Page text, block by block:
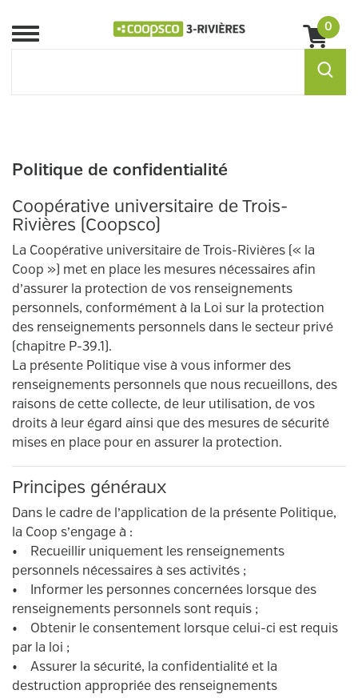
Menu
0
Politique de confidentialité
Coopérative universitaire de Trois-
Rivières (Coopsco)
La Coopérative universitaire de Trois-Rivières (« la
Coop ») met en place les mesures nécessaires afin
d’assurer la protection de vos renseignements
personnels, conformément à la Loi sur la protection
des renseignements personnels dans le secteur privé
(chapitre P-39.1).
La présente Politique vise à vous informer des
renseignements personnels que nous recueillons, des
raisons de cette collecte, de leur utilisation, de vos
droits à leur égard ainsi que des mesures de sécurité
mises en place pour en assurer la protection.
Principes généraux
Dans le cadre de l’application de la présente Politique,
la Coop s’engage à :
• Recueillir uniquement les renseignements
personnels nécessaires à ses activités ;
• Informer les personnes concernées lorsque des
renseignements personnels sont requis ;
• Obtenir le consentement lorsque celui-ci est requis
par la loi ;
• Assurer la sécurité, la confidentialité et la
destruction appropriée des renseignements